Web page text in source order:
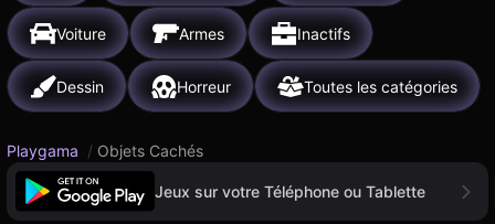
Voiture Armes Inactifs
Dessin Horreur Toutes les catégories
Playgama / Objets Cachés
Jeux sur votre Téléphone ou Tablette